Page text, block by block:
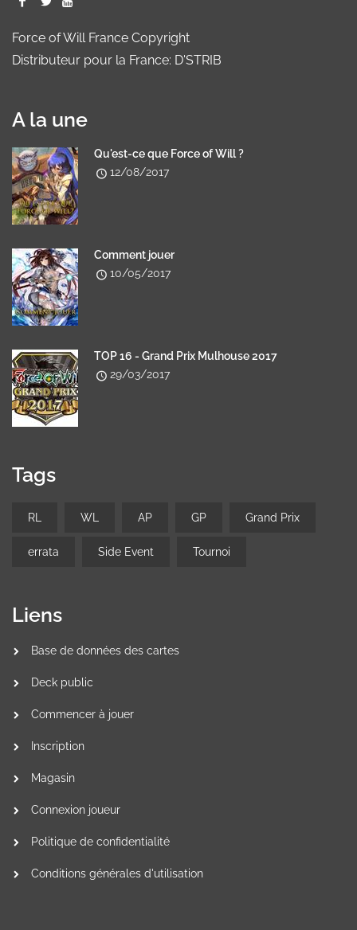
Force of Will France Copyright
Distributeur pour la France: D'STRIB
A la une
Qu'est-ce que Force of Will ?
12/08/2017
Comment jouer
10/05/2017
TOP 16 - Grand Prix Mulhouse 2017
29/03/2017
Tags
RL WL AP GP Grand Prix
errata Side Event Tournoi
Liens
Base de données des cartes
Deck public
Commencer à jouer
Inscription
Magasin
Connexion joueur
Politique de confidentialité
Conditions générales d'utilisation